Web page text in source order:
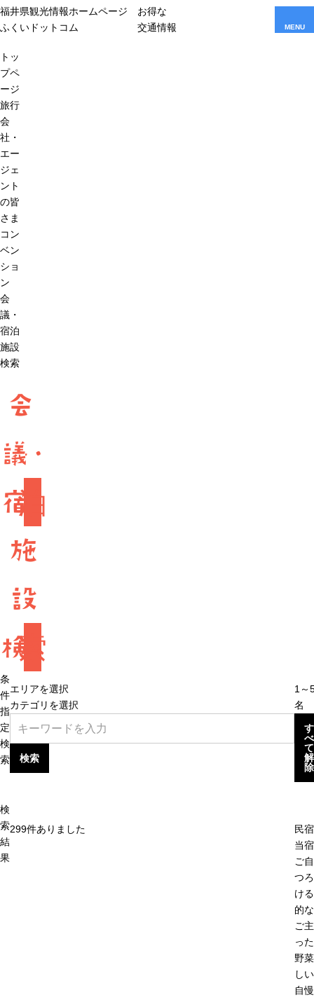
福井県観光情報ホームページ
ふくいドットコム
お得な
交通情報
MENU
トッ
プペ
ージ
旅行
会
社・
エー
ジェ
ント
の皆
さま
コン
ベン
ショ
ン
会
議・
宿泊
施設
検索
会
議・
宿
泊
施
設
検
索
条
件
指
定
検
索
エリアを選択
カテゴリを選択
検索
1～
名
す
べ
て
解
除
検
索
結
果
299件ありました
民
当
ご
つ
け
的
ご
っ
野
し
自